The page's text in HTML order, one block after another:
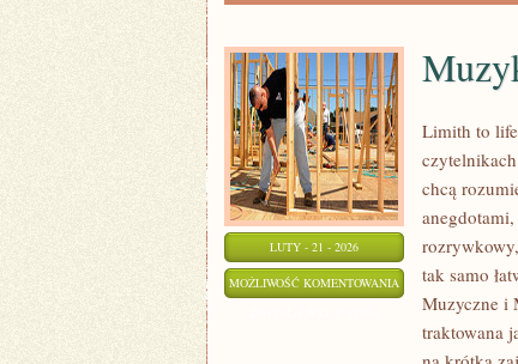
LUTY - 21 - 2026
MOŻLIWOŚĆ KOMENTOWANIA MUZYKA
ŚWIECIE
Limith to
chcą
anegdotami,
tak samo
Muzyczne i
traktowana